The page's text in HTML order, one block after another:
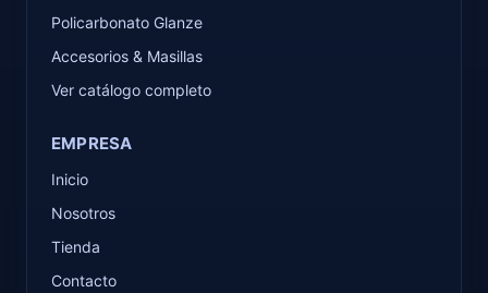
Policarbonato Glanze
Accesorios & Masillas
Ver catálogo completo
EMPRESA
Inicio
Nosotros
Tienda
Contacto